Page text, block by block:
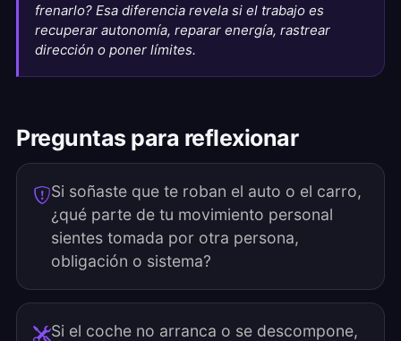
frenarlo? Esa diferencia revela si el trabajo es
recuperar autonomía, reparar energía, rastrear
dirección o poner límites.
Preguntas para reflexionar
Si soñaste que te roban el auto o el carro,
¿qué parte de tu movimiento personal
sientes tomada por otra persona,
obligación o sistema?
Si el coche no arranca o se descompone,